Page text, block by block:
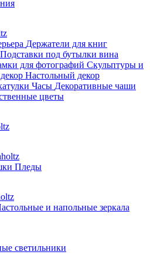
Держатели для книг
Подставки под бутылки вина
для фотографий Скульптуры и
Настольный декор
Часы Декоративные чаши
цветы
Пледы
и напольные зеркала
светильники